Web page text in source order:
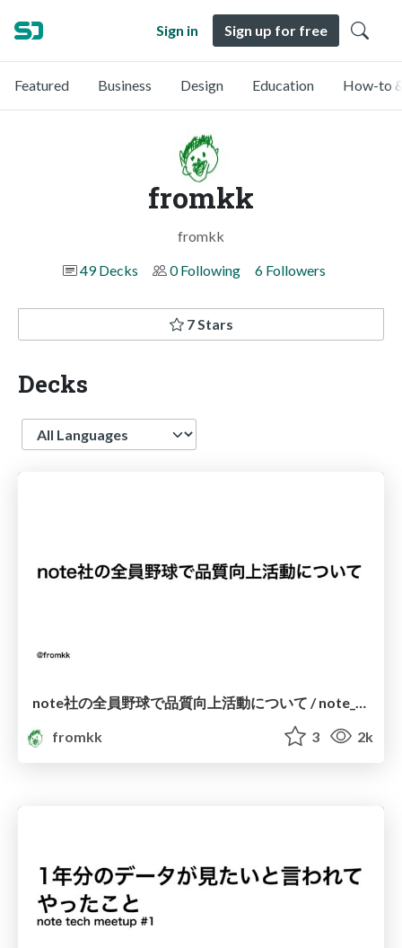
Sign in Sign up for free
Featured Business Design Education How-to
fromkk
fromkk
49 Decks
0 Following 6 Followers
7 Stars
Decks
Language
fromkk
3 2k